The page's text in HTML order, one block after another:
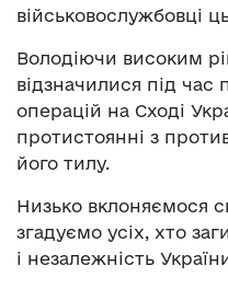
військовослужбовці
Володіючи високим
відзначилися під час
операцій на Сході
протистоянні з
його тилу.
Низько вклоняємося
згадуємо усіх, хто
і незалежність